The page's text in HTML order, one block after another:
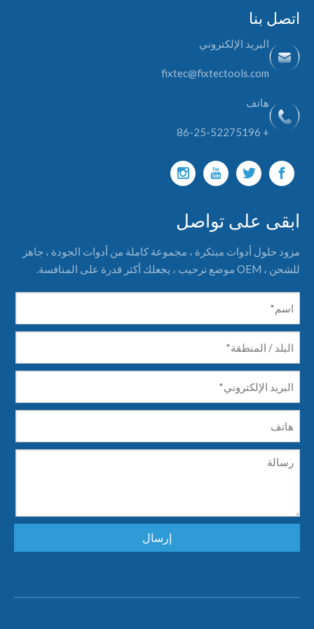
اتصل بنا
البريد الإلكتروني
fixtec@fixtectools.com
هاتف
+ 86-25-52275196
ابقى على تواصل
مزود حلول أدوات مبتكرة ، مجموعة كاملة من أدوات الجودة ، جاهز
للشحن ، OEM موضع ترحيب ، يجعلك أكثر قدرة على المنافسة.
إرسال